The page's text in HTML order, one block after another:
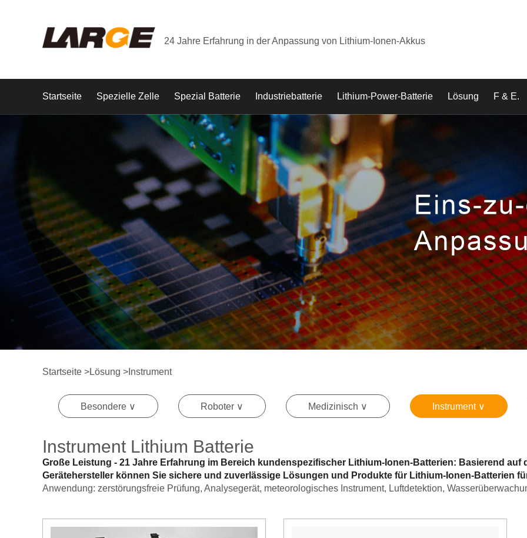
24 Jahre Erfahrung in der Anpassung von Lithium-Ionen-Akkus
Startseite Spezielle Zelle Spezial Batterie Industriebatterie Lithium-Power-Batterie Lösung F & E.
Startseite >Lösung > Instrument
Besondere ∨ Roboter ∨ Medizinisch ∨ Instrument ∨
Instrument Lithium Batterie
Große Leistung - 21 Jahre Erfahrung im Bereich kundenspezifischer Lithium-Ionen-Batterien: Basierend
Gerätehersteller können Sie sichere und zuverlässige Lösungen und Produkte für Lithium-Ionen-Batterien
Anwendung: zerstörungsfreie Prüfung, Analysegerät, meteorologisches Instrument, Luftdetektion,